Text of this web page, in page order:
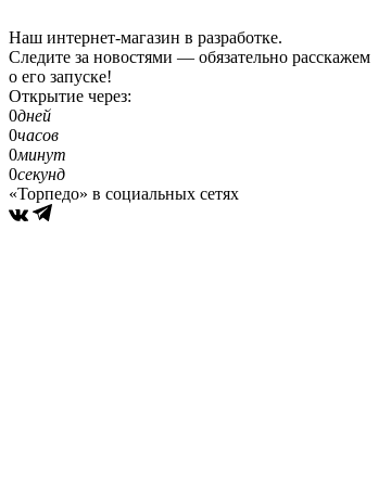
Наш интернет-магазин в разработке.
Следите за новостями — обязательно расскажем
о его запуске!
Открытие через:
0дней
0часов
0минут
0секунд
«Торпедо» в социальных сетях